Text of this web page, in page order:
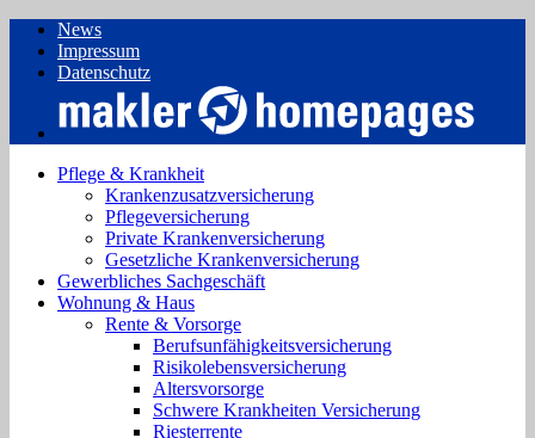
News
Impressum
Datenschutz
Pflege & Krankheit
Krankenzusatzversicherung
Pflegeversicherung
Private Krankenversicherung
Gesetzliche Krankenversicherung
Gewerbliches Sachgeschäft
Wohnung & Haus
Rente & Vorsorge
Berufs­unfähigkeitsversicherung
Risikolebensversicherung
Altersvorsorge
Schwere Krankheiten Versicherung
Riesterrente